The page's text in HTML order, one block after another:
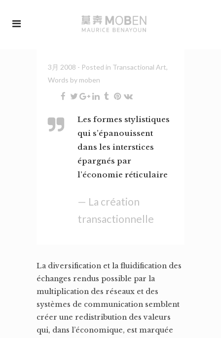
3月 2008 - Posted in Transactional Art,
Words by moben
Les formes stylistiques
qui s’épanouissent
dans les interstices
épargnés par
l’économie réticulaire
— La création
transactionnelle
La diversification et la fluidification des
échanges rendus possible par la
multiplication des réseaux et des
systèmes de communication semblent
créer une redistribution des valeurs
qui, dans l’économique, est marquée